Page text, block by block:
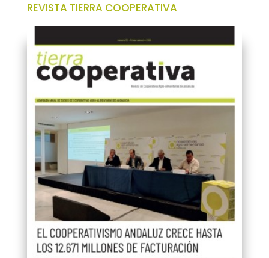
REVISTA TIERRA COOPERATIVA